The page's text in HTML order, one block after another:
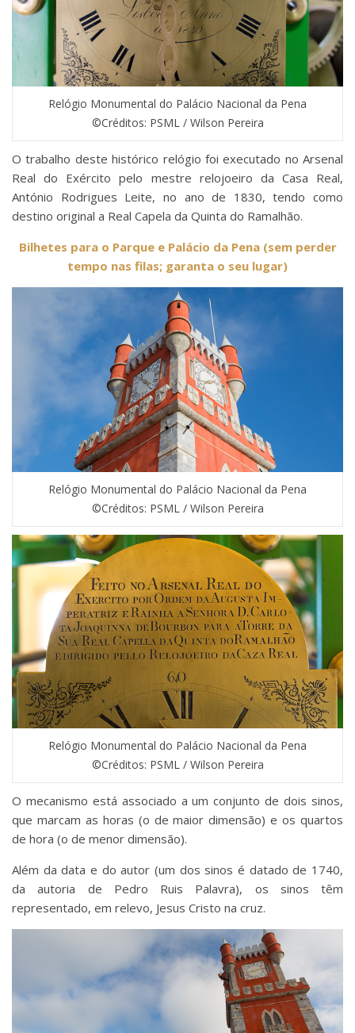
Relógio Monumental do Palácio Nacional da Pena
©Créditos: PSML / Wilson Pereira
O trabalho deste histórico relógio foi executado no Arsenal
Real do Exército pelo mestre relojoeiro da Casa Real,
António Rodrigues Leite, no ano de 1830, tendo como
destino original a Real Capela da Quinta do Ramalhão.
Bilhetes para o Parque e Palácio da Pena (sem perder
tempo nas filas; garanta o seu lugar)
Relógio Monumental do Palácio Nacional da Pena
©Créditos: PSML / Wilson Pereira
Relógio Monumental do Palácio Nacional da Pena
©Créditos: PSML / Wilson Pereira
O mecanismo está associado a um conjunto de dois sinos,
que marcam as horas (o de maior dimensão) e os quartos
de hora (o de menor dimensão).
Além da data e do autor (um dos sinos é datado de 1740,
da autoria de Pedro Ruis Palavra), os sinos têm
representado, em relevo, Jesus Cristo na cruz.